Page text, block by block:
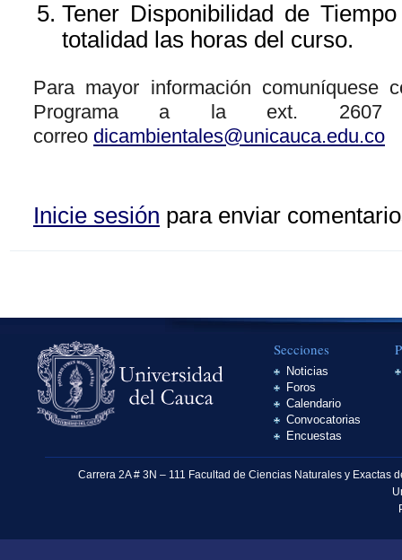
Tener Disponibilidad de
totalidad las horas del curso.
Para mayor información comuníquese
Programa a la ext.
correo dicambientales@unicauca.edu.co
Inicie sesión para enviar
Secciones
Noticias
Foros
Calendario
Convocatorias
Encuestas
Carrera 2A # 3N – 111 Facultad de Ciencias Naturales y